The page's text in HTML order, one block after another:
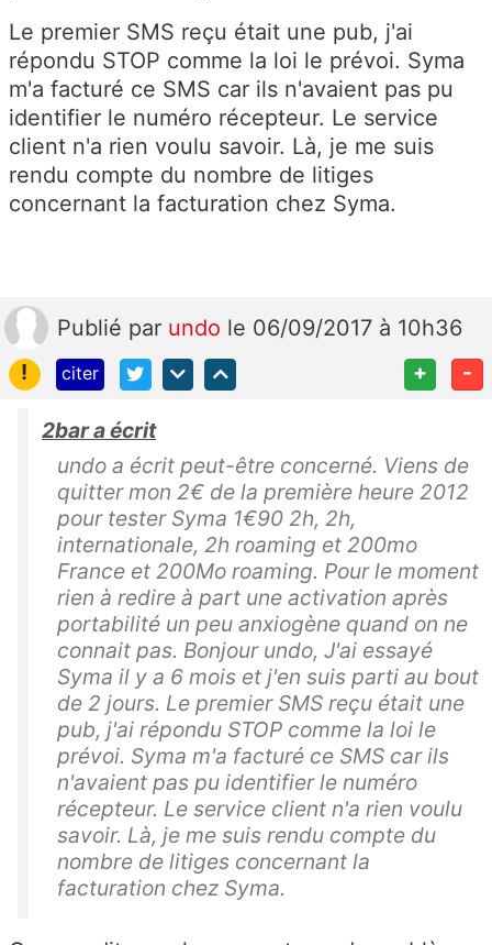
Le premier SMS reçu était une pub, j'ai
répondu STOP comme la loi le prévoi. Syma
m'a facturé ce SMS car ils n'avaient pas pu
identifier le numéro récepteur. Le service
client n'a rien voulu savoir. Là, je me suis
rendu compte du nombre de litiges
concernant la facturation chez Syma.
Publié par undo le 06/09/2017 à 10h36
!
citer + -
2bar a écrit
undo a écrit peut-être concerné. Viens de
quitter mon 2€ de la première heure 2012
pour tester Syma 1€90 2h, 2h,
internationale, 2h roaming et 200mo
France et 200Mo roaming. Pour le moment
rien à redire à part une activation après
portabilité un peu anxiogène quand on ne
connait pas. Bonjour undo, J'ai essayé
Syma il y a 6 mois et j'en suis parti au bout
de 2 jours. Le premier SMS reçu était une
pub, j'ai répondu STOP comme la loi le
prévoi. Syma m'a facturé ce SMS car ils
n'avaient pas pu identifier le numéro
récepteur. Le service client n'a rien voulu
savoir. Là, je me suis rendu compte du
nombre de litiges concernant la
facturation chez Syma.